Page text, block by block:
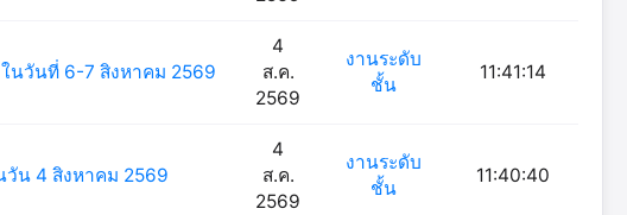
นวันที่ 6-7 สิงหาคม 2569
4
ส.ค.
2569
งานระดับ
ชั้น
11:41:14
วัน 4 สิงหาคม 2569
4
ส.ค.
2569
งานระดับ
ชั้น
11:40:40